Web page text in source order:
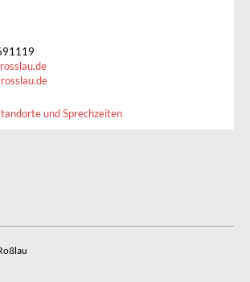
und Sprechzeiten